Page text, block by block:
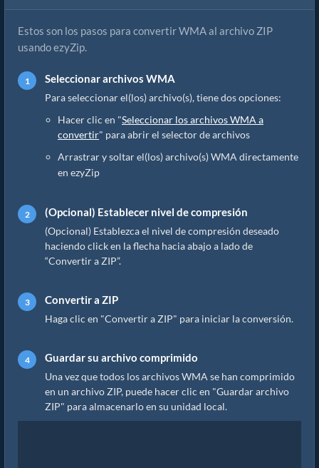
Estos son los pasos para convertir WMA al archivo ZIP
usando ezyZip.
Seleccionar archivos WMA
Para seleccionar el(los) archivo(s), tiene dos opciones:
Hacer clic en "Seleccionar los archivos WMA a
convertir" para abrir el selector de archivos
Arrastrar y soltar el(los) archivo(s) WMA directamente
en ezyZip
(Opcional) Establecer nivel de compresión
(Opcional) Establezca el nivel de compresión deseado
haciendo click en la flecha hacia abajo a lado de
“Convertir a ZIP”.
Convertir a ZIP
Haga clic en "Convertir a ZIP" para iniciar la conversión.
Guardar su archivo comprimido
Una vez que todos los archivos WMA se han comprimido
en un archivo ZIP, puede hacer clic en "Guardar archivo
ZIP" para almacenarlo en su unidad local.